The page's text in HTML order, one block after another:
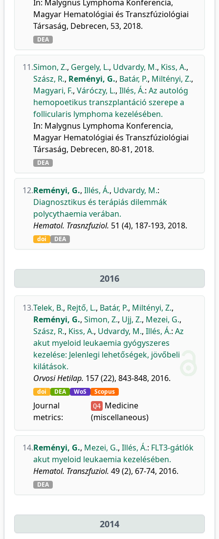
In: Malygnus Lymphoma Konferencia,
Magyar Hematológiai és Transzfúziológiai
Társaság, Debrecen, 53, 2018.
DEA
11.Simon, Z., Gergely, L., Udvardy, M., Kiss, A.,
Szász, R., Reményi, G., Batár, P., Miltényi, Z.,
Magyari, F., Váróczy, L., Illés, Á.: Az autológ
hemopoetikus transzplantáció szerepe a
follicularis lymphoma kezelésében.
In: Malygnus Lymphoma Konferencia,
Magyar Hematológiai és Transzfúziológiai
Társaság, Debrecen, 80-81, 2018.
DEA
12.Reményi, G., Illés, Á., Udvardy, M.:
Diagnosztikus és terápiás dilemmák
polycythaemia verában.
Hematol. Trasnzfuziol. 51 (4), 187-193, 2018.
doi DEA
2016
13.Telek, B., Rejtő, L., Batár, P., Miltényi, Z.,
Reményi, G., Simon, Z., Ujj, Z., Mezei, G.,
Szász, R., Kiss, A., Udvardy, M., Illés, Á.: Az
akut myeloid leukaemia gyógyszeres
kezelése: Jelenlegi lehetőségek, jövőbeli
kilátások.
Orvosi Hetilap. 157 (22), 843-848, 2016.
doi DEA WoS Scopus
Journal
metrics:
Q4 Medicine
(miscellaneous)
14.Reményi, G., Mezei, G., Illés, Á.: FLT3-gátlók
akut myeloid leukaemia kezelésében.
Hematol. Transzfuziol. 49 (2), 67-74, 2016.
DEA
2014